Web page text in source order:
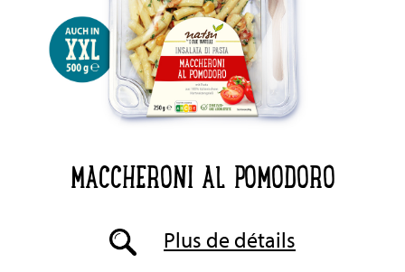
MACCHERONI AL POMODORO
Plus de détails